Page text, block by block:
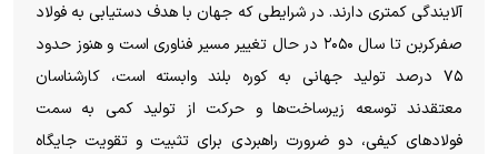
آلایندگی کمتری دارند. در شرایطی که جهان با هدف دستیابی به فولاد
صفرکربن تا سال ۲۰۵۰ در حال تغییر مسیر فناوری است و هنوز حدود
۷۵ درصد تولید جهانی به کوره بلند وابسته است، کارشناسان
معتقدند توسعه زیرساخت‌ها و حرکت از تولید کمی به سمت
فولاد‌های کیفی، دو ضرورت راهبردی برای تثبیت و تقویت جایگاه